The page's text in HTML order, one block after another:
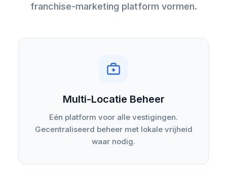
franchise-marketing platform vormen.
Multi-Locatie Beheer
Eén platform voor alle vestigingen.
Gecentraliseerd beheer met lokale vrijheid
waar nodig.